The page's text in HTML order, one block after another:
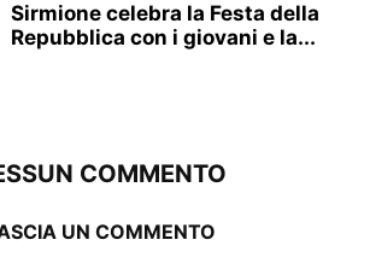
Sirmione celebra la Festa della
Repubblica con i giovani e la...
COMMENTO
UN COMMENTO